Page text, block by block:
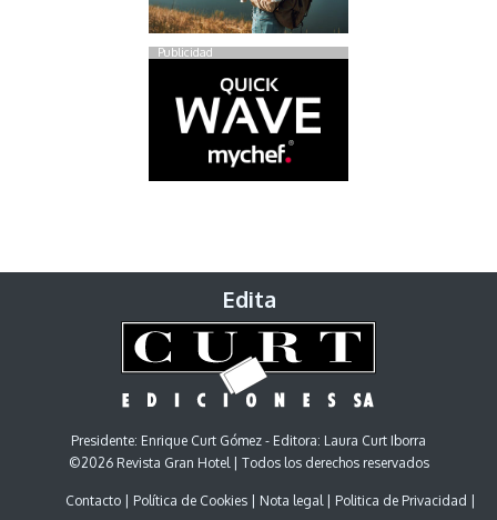
Publicidad
Edita
Presidente: Enrique Curt Gómez - Editora: Laura Curt Iborra
©2026 Revista Gran Hotel | Todos los derechos reservados
Contacto Política de Cookies Nota legal Politica de Privacidad